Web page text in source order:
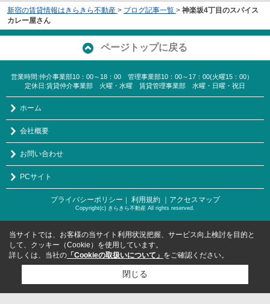
新宿の賃貸情報はきらきら不動産 > ブログ記事一覧 > 神楽坂4丁目のスパイス
カレー屋さん
ページトップに戻る
営業時間:仲介事業部10：00～18：00 管理事業部10：00～17：00(火曜15：00）
定休日:賃貸仲介事業部 火曜・水曜 賃貸管理事業部 水曜・日曜・祝日
ホーム
会社概要
お問い合わせ
PCサイト
プライバシーポリシー ｜ 利用規約 ｜アクセスマップ
Copyright(c) きらきら不動産 All rights reserved.
当サイトでは、お客様の当サイト利用状況把握、サービス向上検討を目的と
して、クッキー（Cookie）を使用しています。
詳しくは、当社の 「Cookieの取扱いについて」 をご確認ください。
閉じる